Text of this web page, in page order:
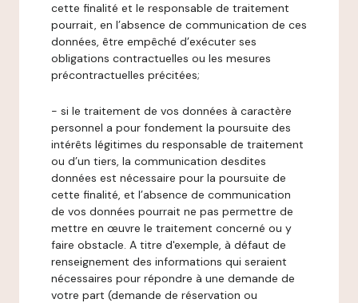
cette finalité et le responsable de traitement
pourrait, en l’absence de communication de ces
données, être empêché d’exécuter ses
obligations contractuelles ou les mesures
précontractuelles précitées;
- si le traitement de vos données à caractère
personnel a pour fondement la poursuite des
intérêts légitimes du responsable de traitement
ou d’un tiers, la communication desdites
données est nécessaire pour la poursuite de
cette finalité, et l’absence de communication
de vos données pourrait ne pas permettre de
mettre en œuvre le traitement concerné ou y
faire obstacle. A titre d'exemple, à défaut de
renseignement des informations qui seraient
nécessaires pour répondre à une demande de
votre part (demande de réservation ou